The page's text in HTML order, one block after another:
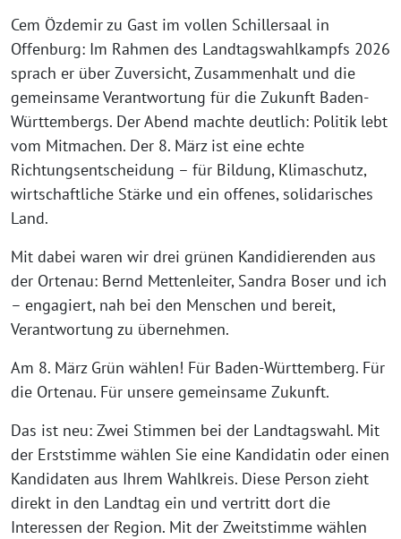
Cem Özdemir zu Gast im vollen Schillersaal in
Offenburg: Im Rahmen des Landtagswahlkampfs 2026
sprach er über Zuversicht, Zusammenhalt und die
gemeinsame Verantwortung für die Zukunft Baden-
Württembergs. Der Abend machte deutlich: Politik lebt
vom Mitmachen. Der 8. März ist eine echte
Richtungsentscheidung – für Bildung, Klimaschutz,
wirtschaftliche Stärke und ein offenes, solidarisches
Land.
Mit dabei waren wir drei grünen Kandidierenden aus
der Ortenau: Bernd Mettenleiter, Sandra Boser und ich
– engagiert, nah bei den Menschen und bereit,
Verantwortung zu übernehmen.
Am 8. März Grün wählen! Für Baden-Württemberg. Für
die Ortenau. Für unsere gemeinsame Zukunft.
Das ist neu: Zwei Stimmen bei der Landtagswahl. Mit
der Erststimme wählen Sie eine Kandidatin oder einen
Kandidaten aus Ihrem Wahlkreis. Diese Person zieht
direkt in den Landtag ein und vertritt dort die
Interessen der Region. Mit der Zweitstimme wählen